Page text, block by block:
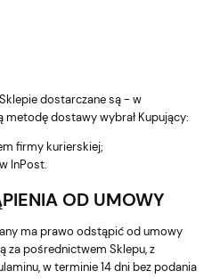
dostarczane są - w
metodę dostawy wybrał Kupujący:
firmy kurierskiej;
InPost.
OD UMOWY
ma prawo odstąpić od umowy
za pośrednictwem Sklepu, z
w terminie 14 dni bez podania